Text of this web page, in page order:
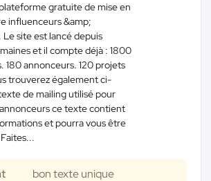
gratuite de mise en
influenceurs &amp;
site est lancé depuis
et il compte déjà : 1800
180 annonceurs. 120 projets
trouverez également ci-
de mailing utilisé pour
ce texte contient
et pourra vous être
bon texte unique